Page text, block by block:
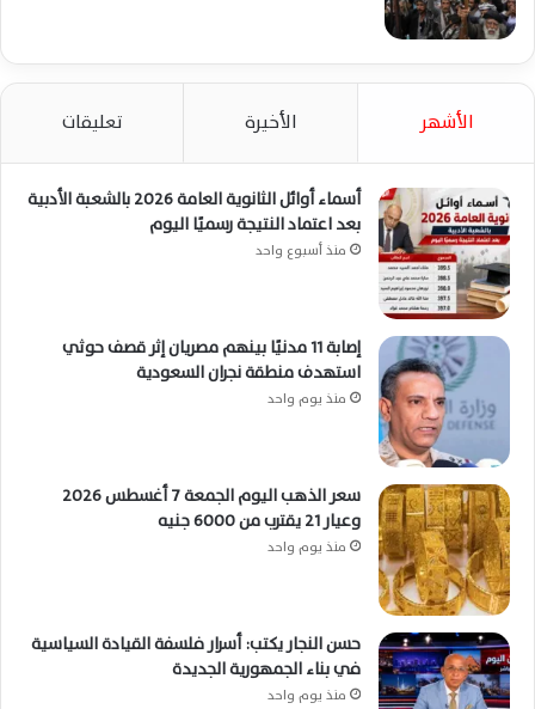
الأشهر الأخيرة تعليقات
أسماء أوائل الثانوية العامة 2026 بالشعبة الأدبية
بعد اعتماد النتيجة رسميًا اليوم
منذ أسبوع واحد
إصابة 11 مدنيًا بينهم مصريان إثر قصف حوثي
استهدف منطقة نجران السعودية
منذ يوم واحد
سعر الذهب اليوم الجمعة 7 أغسطس 2026
وعيار 21 يقترب من 6000 جنيه
منذ يوم واحد
حسن النجار يكتب: أسرار فلسفة القيادة السياسية
في بناء الجمهورية الجديدة
منذ يوم واحد